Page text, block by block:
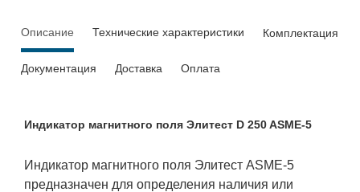
Описание Технические характеристики Комплектация
Документация Доставка Оплата
Индикатор магнитного поля Элитест D 250 ASME-5
Индикатор магнитного поля Элитест ASME-5
предназначен для определения наличия или